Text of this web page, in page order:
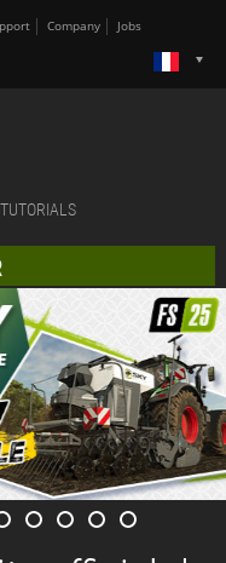
Company Jobs
TUTORIALS